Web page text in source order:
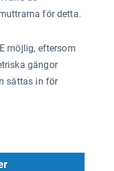
för detta.
möjlig, eftersom
gängor
sättas in för